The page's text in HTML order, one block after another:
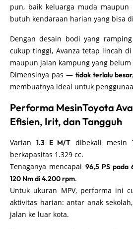
pun, baik keluarga muda maupun
butuh kendaraan harian yang bisa
Dengan desain bodi yang
cukup tinggi, Avanza tetap lincah
maupun jalan kampung yang
Dimensinya pas — tidak terlalu
membuatnya ideal untuk
Performa MesinToyota
Efisien, Irit, dan Tangguh
Varian 1.3 E M/T dibekali mesin
berkapasitas 1.329 cc.
Tenaganya mencapai 96,5 PS pada
120 Nm di 4.200 rpm.
Untuk ukuran MPV, performa ini
aktivitas harian: antar anak
jalan ke luar kota.